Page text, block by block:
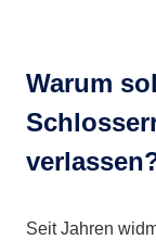
Warum
Seit Jahren